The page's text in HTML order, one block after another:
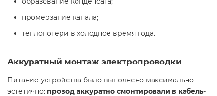
промерзание канала;
теплопотери в холодное время года.
Аккуратный монтаж электропроводки
Питание устройства было выполнено максимально
эстетично: провод аккуратно смонтировали в кабель-